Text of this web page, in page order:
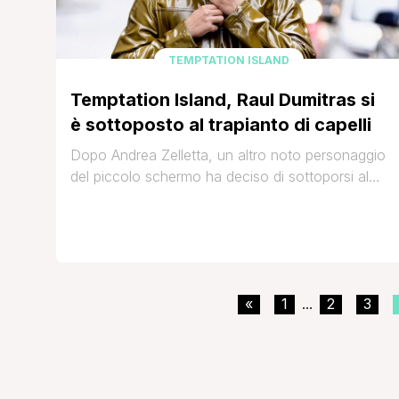
TEMPTATION ISLAND
Temptation Island, Raul Dumitras si
è sottoposto al trapianto di capelli
Dopo Andrea Zelletta, un altro noto personaggio
del piccolo schermo ha deciso di sottoporsi al
l'esperienza nel reality e anche la loro storia, tra i
« 1 ... 2 3